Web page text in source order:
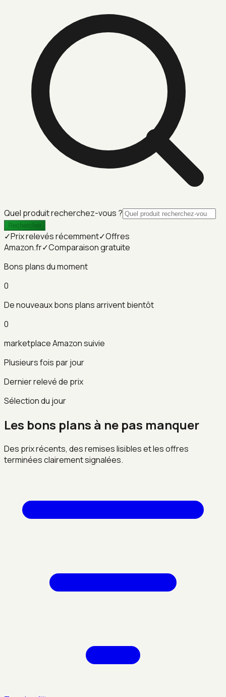
Quel produit recherchez-vous ?
Rechercher
✓Prix relevés récemment✓Offres
Amazon.fr✓Comparaison gratuite
Bons plans du moment
0
De nouveaux bons plans arrivent bientôt
0
marketplace Amazon suivie
Plusieurs fois par jour
Dernier relevé de prix
Sélection du jour
Les bons plans à ne pas manquer
Des prix récents, des remises lisibles et les offres
terminées clairement signalées.